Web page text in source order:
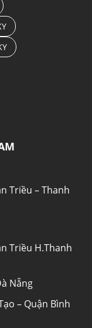
Triều – Thanh
Triều H.Thanh
Nẵng
– Quận Bình